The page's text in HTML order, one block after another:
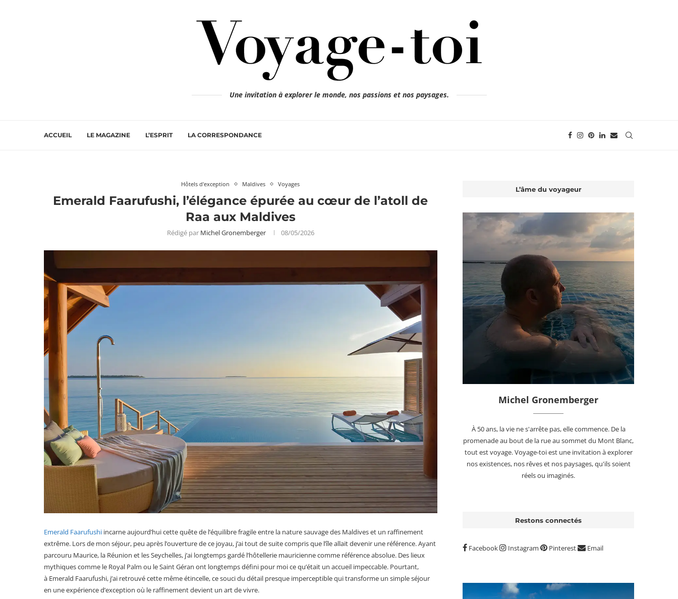
Une invitation à explorer le monde, nos passions et nos paysages.
ACCUEIL LE MAGAZINE L’ESPRIT LA CORRESPONDANCE
Hôtels d'exception Maldives Voyages
Emerald Faarufushi, l’élégance épurée au cœur de l’atoll de
Raa aux Maldives
Rédigé par Michel Gronemberger 08/05/2026
Emerald Faarufushi incarne aujourd’hui cette quête de l’équilibre fragile entre la nature sauvage des Maldives et un raffinement
extrême. Lors de mon séjour, peu après l’ouverture de ce joyau, j’ai tout de suite compris que l’île allait devenir une référence. Ayant
parcouru Maurice, la Réunion et les Seychelles, j’ai longtemps gardé l’hôtellerie mauricienne comme référence absolue. Des lieux
mythiques comme le Royal Palm ou le Saint Géran ont longtemps défini pour moi ce qu’était un accueil impeccable. Pourtant,
à Emerald Faarufushi, j’ai retrouvé cette même étincelle, ce souci du détail presque imperceptible qui transforme un simple séjour
en une expérience d’exception où le raffinement devient un art de vivre.
L’âme du voyageur
Michel Gronemberger
À 50 ans, la vie ne s'arrête pas, elle commence. De la
promenade au bout de la rue au sommet du Mont Blanc,
tout est voyage. Voyage-toi est une invitation à explorer
nos existences, nos rêves et nos paysages, qu'ils soient
réels ou imaginés.
Restons connectés
Facebook Instagram Pinterest Email